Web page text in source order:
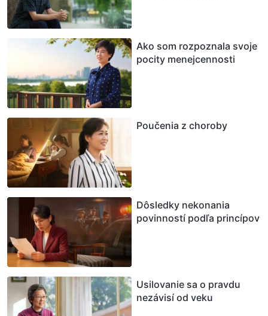
Ako som rozpoznala svoje
pocity menejcennosti
Poučenia z choroby
Dôsledky nekonania
povinností podľa princípov
Usilovanie sa o pravdu
nezávisí od veku